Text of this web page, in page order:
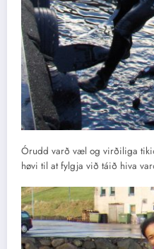
Órudd varð væl og virðiliga
høvi til at fylgja við táið hiva